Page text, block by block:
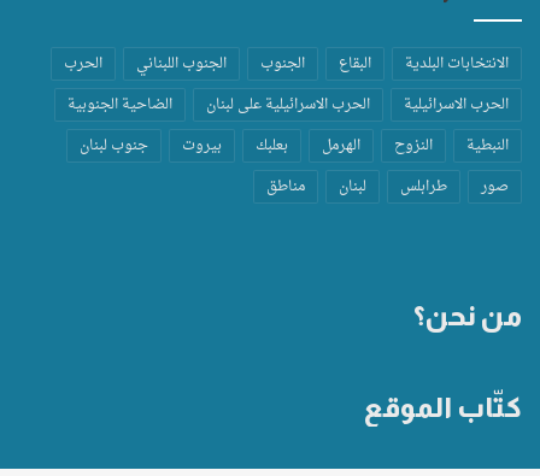
الانتخابات البلدية البقاع الجنوب الجنوب اللبناني
الحرب
الحرب الاسرائيلية
الحرب الاسرائيلية على لبنان
الضاحية الجنوبية
النبطية
النزوح الهرمل بعلبك بيروت
جنوب لبنان
صور
طرابلس لبنان مناطق
من نحن؟
كتّاب الموقع